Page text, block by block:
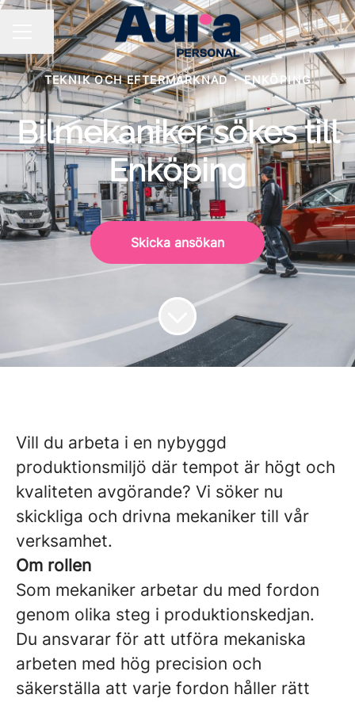
KARRIÄRMENY
Dela sidan
TEKNIK OCH EFTERMARKNAD · ENKÖPING
Bilmekaniker sökes till
Enköping
Skicka ansökan
Vill du arbeta i en nybyggd
produktionsmiljö där tempot är högt och
kvaliteten avgörande? Vi söker nu
skickliga och drivna mekaniker till vår
verksamhet.
Om rollen
Som mekaniker arbetar du med fordon
genom olika steg i produktionskedjan.
Du ansvarar för att utföra mekaniska
arbeten med hög precision och
säkerställa att varje fordon håller rätt